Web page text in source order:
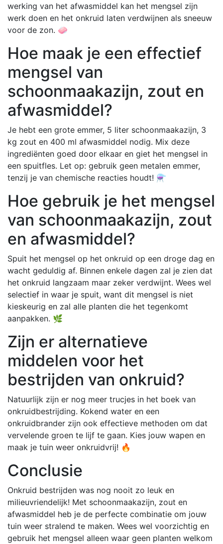
werking van het afwasmiddel kan het mengsel zijn
werk doen en het onkruid laten verdwijnen als sneeuw
voor de zon. 🧼
Hoe maak je een effectief
mengsel van
schoonmaakazijn, zout en
afwasmiddel?
Je hebt een grote emmer, 5 liter schoonmaakazijn, 3
kg zout en 400 ml afwasmiddel nodig. Mix deze
ingrediënten goed door elkaar en giet het mengsel in
een spuitfles. Let op: gebruik geen metalen emmer,
tenzij je van chemische reacties houdt! ⚗️
Hoe gebruik je het mengsel
van schoonmaakazijn, zout
en afwasmiddel?
Spuit het mengsel op het onkruid op een droge dag en
wacht geduldig af. Binnen enkele dagen zal je zien dat
het onkruid langzaam maar zeker verdwijnt. Wees wel
selectief in waar je spuit, want dit mengsel is niet
kieskeurig en zal alle planten die het tegenkomt
aanpakken. 🌿
Zijn er alternatieve
middelen voor het
bestrijden van onkruid?
Natuurlijk zijn er nog meer trucjes in het boek van
onkruidbestrijding. Kokend water en een
onkruidbrander zijn ook effectieve methoden om dat
vervelende groen te lijf te gaan. Kies jouw wapen en
maak je tuin weer onkruidvrij! 🔥
Conclusie
Onkruid bestrijden was nog nooit zo leuk en
milieuvriendelijk! Met schoonmaakazijn, zout en
afwasmiddel heb je de perfecte combinatie om jouw
tuin weer stralend te maken. Wees wel voorzichtig en
gebruik het mengsel alleen waar geen planten welkom